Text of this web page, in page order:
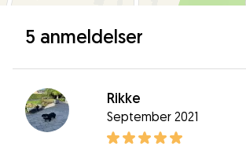
5 anmeldelser
Rikke
September 2021